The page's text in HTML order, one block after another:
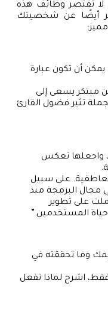
لا تقتصر وظائف هذه
أيضًا عن شخصيتك
أن تكون عبارة
مبتكر يسعى إلى
تثير فضول القارئ
واجعلها تعكس
على سبيل
مجال البرمجة منذ
على تطوير
المستخدمين.”
وما تحققته في
فقط، اشرح لماذا تفعل